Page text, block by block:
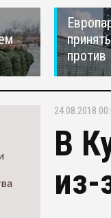
против
24.08.2018
В
из-